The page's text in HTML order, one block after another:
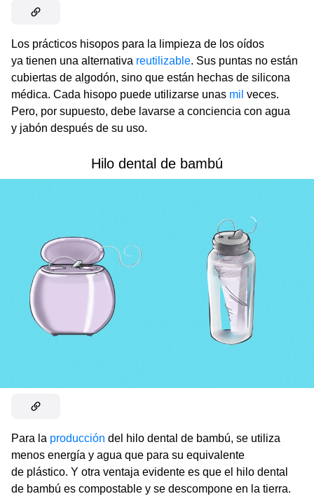
Los prácticos hisopos para la limpieza de los oídos
ya tienen una alternativa reutilizable. Sus puntas no están
cubiertas de algodón, sino que están hechas de silicona
médica. Cada hisopo puede utilizarse unas mil veces.
Pero, por supuesto, debe lavarse a conciencia con agua
y jabón después de su uso.
Hilo dental de bambú
Para la producción del hilo dental de bambú, se utiliza
menos energía y agua que para su equivalente
de plástico. Y otra ventaja evidente es que el hilo dental
de bambú es compostable y se descompone en la tierra.